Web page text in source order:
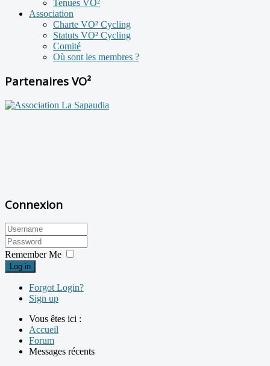
Tenues VO²
Association
Charte VO² Cycling
Statuts VO² Cycling
Comité
Où sont les membres ?
Partenaires VO²
Connexion
Remember Me
Log in
Forgot Login?
Sign up
Vous êtes ici :
Accueil
Forum
Messages récents